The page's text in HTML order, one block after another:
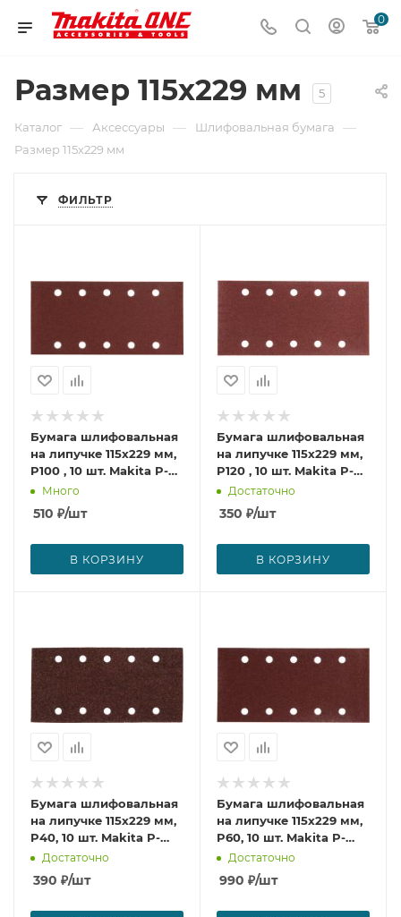
0
Размер 115х229 мм 5
Каталог — Аксессуары — Шлифовальная бумага —
Размер 115х229 мм
ФИЛЬТР
Бумага шлифовальная
на липучке 115х229 мм,
P100 , 10 шт. Makita P-
33205
Много
510 ₽/шт
В КОРЗИНУ
Бумага шлифовальная
на липучке 115х229 мм,
P120 , 10 шт. Makita P-
33211
Достаточно
350 ₽/шт
В КОРЗИНУ
Бумага шлифовальная
на липучке 115х229 мм,
P40, 10 шт. Makita P-
33174
Достаточно
390 ₽/шт
Бумага шлифовальная
на липучке 115х229 мм,
P60, 10 шт. Makita P-
33180
Достаточно
990 ₽/шт